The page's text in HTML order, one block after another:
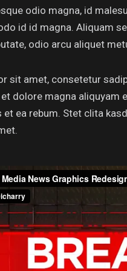
odio magna, id
id id magna. Aliquam
odio arcu aliquet
sit amet, consetetur
dolore magna aliquyam
ea rebum. Stet clita